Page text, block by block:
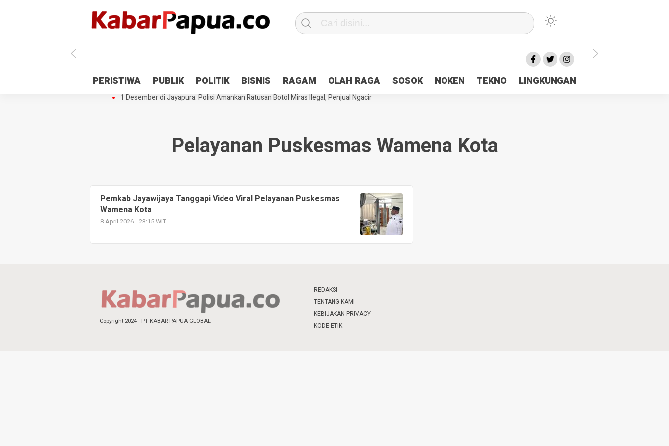
PERISTIWA PUBLIK POLITIK BISNIS RAGAM OLAH RAGA SOSOK NOKEN TEKNO LINGKUNGAN
Antisipasi 1 Desember, TNI Polri Patroli 2×24 jam di Kota Jayapura
Pesan Sejuk Polri di Deklarasi Pemilu Ceria Tanah Papua
Gedung Perpustakaan SMPN 5 Sentani Terbakar
Hibah Pilkada Jayapura Cair 10 Persen, Deposit Kas Daerah Rp23 Miliar Disorot
1 Desember di Jayapura: Polisi Amankan Ratusan Botol Miras Ilegal, Penjual Ngacir
Pelayanan Puskesmas Wamena Kota
Pemkab Jayawijaya Tanggapi Video Viral Pelayanan Puskesmas
Wamena Kota
8 April 2026 - 23:15 WIT
Copyright 2024 - PT KABAR PAPUA GLOBAL
REDAKSI
TENTANG KAMI
KEBIJAKAN PRIVACY
KODE ETIK